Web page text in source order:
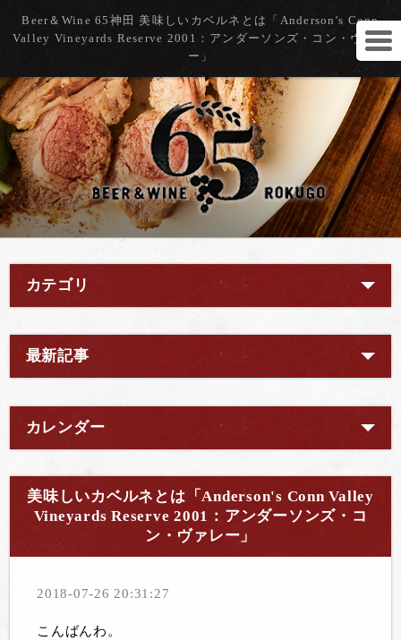
Beer＆Wine 65神田 美味しいカベルネとは「Anderson's Conn
Valley Vineyards Reserve 2001：アンダーソンズ・コン・ヴァレ
ー」
カテゴリ
最新記事
カレンダー
美味しいカベルネとは「Anderson's Conn Valley
Vineyards Reserve 2001：アンダーソンズ・コ
ン・ヴァレー」
2018-07-26 20:31:27
こんばんわ。